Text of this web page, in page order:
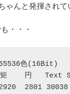
ゃんと発揮され
・・・
色(16Bit)
円   Text
2801